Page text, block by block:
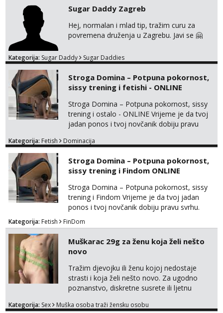
Sugar Daddy Zagreb
Hej, normalan i mlad tip, tražim curu za
povremena druženja u Zagrebu. Javi se 🤗
Kategorija: Sugar Daddy Sugar Daddies
Stroga Domina – Potpuna pokornost,
sissy trening i fetishi - ONLINE
Stroga Domina – Potpuna pokornost, sissy
trening i ostalo - ONLINE Vrijeme je da tvoj
jadan ponos i tvoj novčanik dobiju pravu
Domina preuzima potpunu kontrolu nad
isključivo ozbiljni, solventni i poslušni subovi
koji žude za strogim zapovijedima, sissy
transformacijom (rublje, elegancija) i
potpunim psiholo...
Kategorija: Fetish Dominacija
Stroga Domina – Potpuna pokornost,
sissy trening i Findom ONLINE
Stroga Domina – Potpuna pokornost, sissy
trening i Findom Vrijeme je da tvoj jadan
ponos i tvoj novčanik dobiju pravu svrhu.
Inteligentna, hladna i beskompromisna
Domina preuzima potpunu kontrolu nad
tvojim umom i financijama. Zanimaju me
isključivo ozbiljni, solventni i poslušni subovi
koji žude za strogim zapovijedima, sissy
transformacijom (rublje, elegancija) i
potpunim psihološkim treni...
Kategorija: Fetish FinDom
Muškarac 29g za ženu koja želi nešto
novo
Tražim djevojku ili ženu kojoj nedostaje
strasti i koja želi nešto novo. Za ugodno
poznanstvo, diskretne susrete ili ljetnu
uredan. Slobodna ili zauzeta, dobrodošla. Prvi
Kategorija: Sex Muška osoba traži žensku osobu